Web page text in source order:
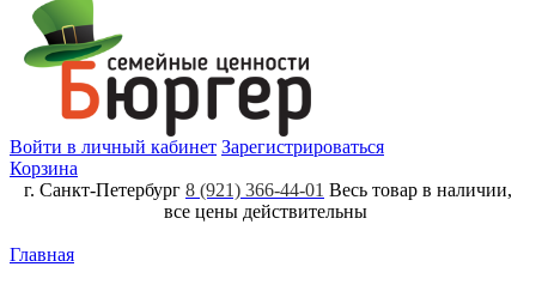
Войти в личный кабинет Зарегистрироваться
Корзина
г. Санкт-Петербург 8 (921) 366-44-01 Весь товар в наличии,
все цены действительны
Главная